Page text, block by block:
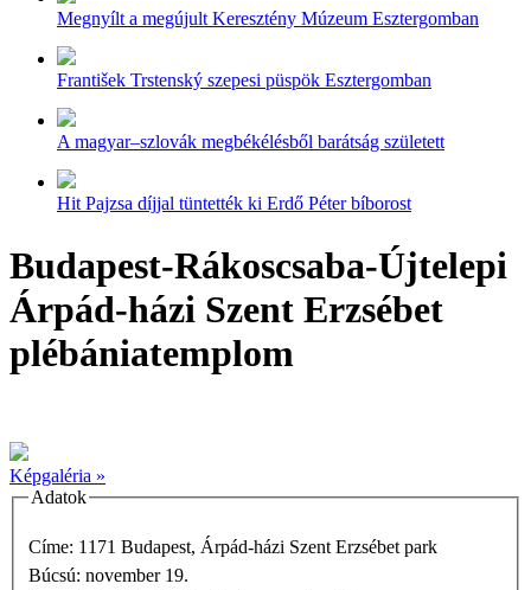
Megnyílt a megújult Keresztény Múzeum Esztergomban
František Trstenský szepesi püspök Esztergomban
A magyar–szlovák megbékélésből barátság született
Hit Pajzsa díjjal tüntették ki Erdő Péter bíborost
Budapest-Rákoscsaba-Újtelepi
Árpád-házi Szent Erzsébet
plébániatemplom
Képgaléria »
Adatok
Címe: 1171 Budapest, Árpád-házi Szent Erzsébet park
Búcsú: november 19.